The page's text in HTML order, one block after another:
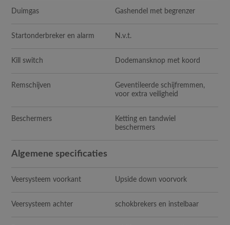
Duimgas Gashendel met begrenzer
Startonderbreker en alarm N.v.t.
Kill switch Dodemansknop met koord
Remschijven
Geventileerde schijfremmen,
voor extra veiligheid
Beschermers
Ketting en tandwiel
beschermers
Algemene specificaties
Veersysteem voorkant Upside down voorvork
Veersysteem achter schokbrekers en instelbaar